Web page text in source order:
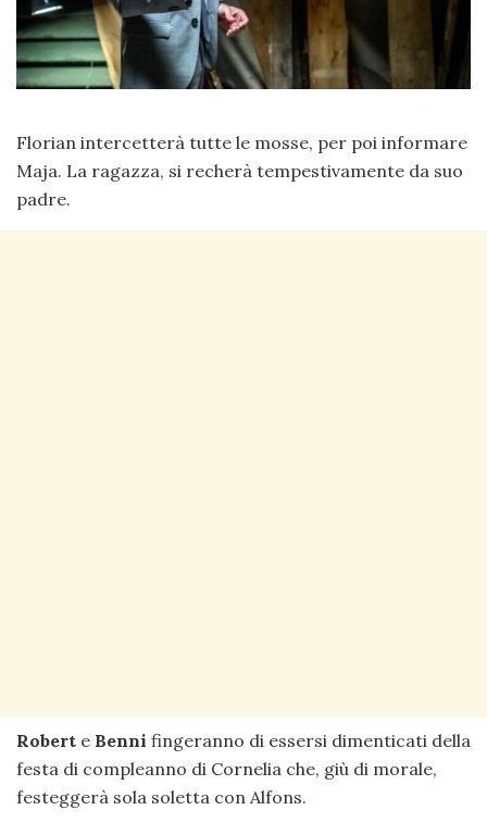
Florian intercetterà tutte le mosse, per poi informare
Maja. La ragazza, si recherà tempestivamente da suo
padre.
Robert e Benni fingeranno di essersi dimenticati della
festa di compleanno di Cornelia che, giù di morale,
festeggerà sola soletta con Alfons.